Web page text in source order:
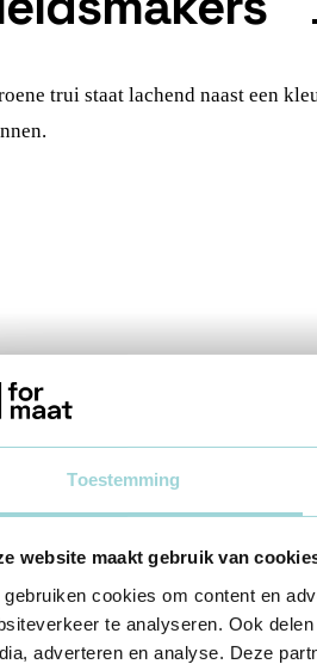
Toestemming
website maakt gebruik van
gebruiken cookies om content en
te analyseren. Ook
adverteren en analyse. Deze
2025-
Vijf bepalende factoren voor vrijwillig